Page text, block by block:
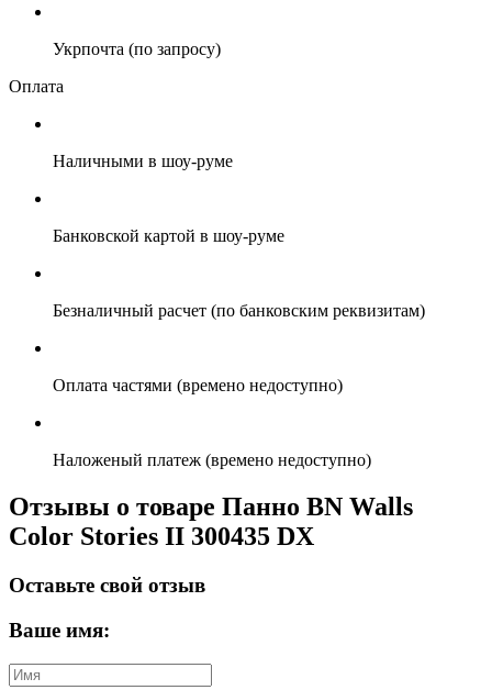
Укрпочта (по запросу)
Оплата
Наличными в шоу-руме
Банковской картой в шоу-руме
Безналичный расчет (по банковским реквизитам)
Оплата частями (времено недоступно)
Наложеный платеж (времено недоступно)
Отзывы о товаре Панно BN Walls
Color Stories II 300435 DX
Оставьте свой отзыв
Ваше имя: